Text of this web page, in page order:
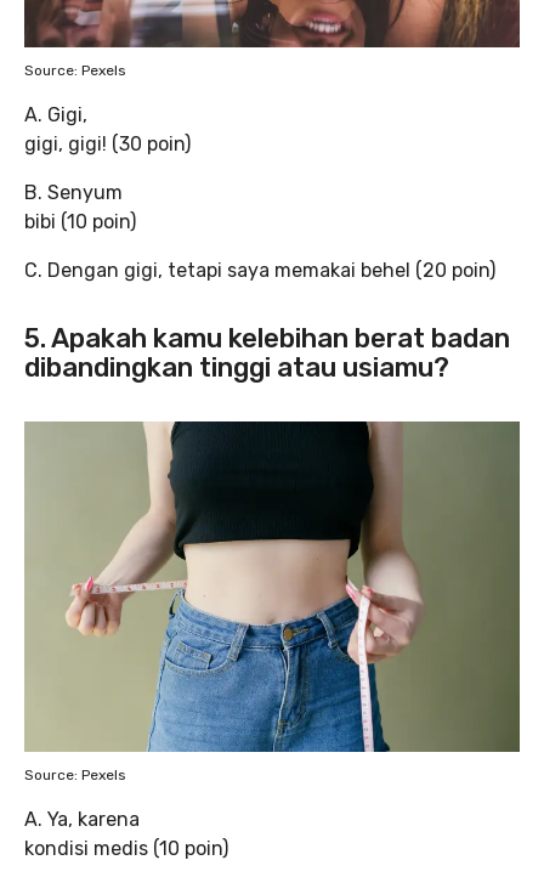
Source: Pexels
A. Gigi,
gigi, gigi! (30 poin)
B. Senyum
bibi (10 poin)
C. Dengan gigi, tetapi saya memakai behel (20 poin)
5. Apakah kamu kelebihan berat badan
dibandingkan tinggi atau usiamu?
Source: Pexels
A. Ya, karena
kondisi medis (10 poin)